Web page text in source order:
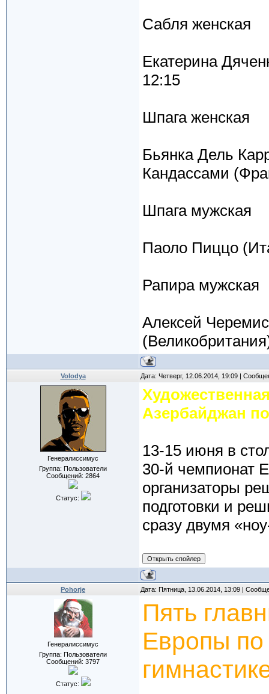
Сабля женская
Екатерина
12:15
Шпага женская
Бьянка Дель
Кандассами
Шпага мужская
Паоло Пиццо
Рапира мужская
Алексей
Volodya Дата: Четверг, 12.06.2014, 19:09 |
Генералиссимус
Группа: Пользователи
Сообщений: 2864
Статус:
Азербайджан
13-15 июня в
30-й чемпионат
организаторы
подготовки и
сразу двумя
Pohorje Дата: Пятница, 13.06.2014, 13:09 |
Генералиссимус
Группа: Пользователи
Сообщений: 3797
Статус:
Пять
Европы по